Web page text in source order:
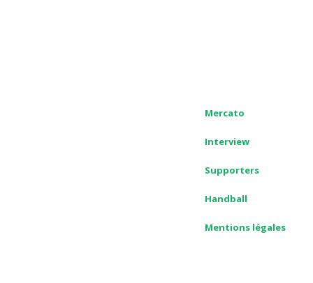
Mercato
Interview
Supporters
Handball
Mentions légales